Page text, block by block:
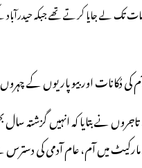
لے جایا کرتے تھے جبکہ حیدرآباد
کی دُکانات اور بیوپاریوں کے
بتایا کہ انہیں گزشتہ سال